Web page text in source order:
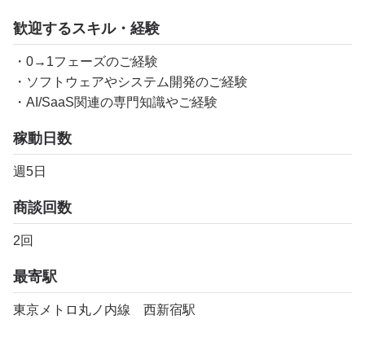
歓迎するスキル・経験
・0→1フェーズのご経験
・ソフトウェアやシステム開発のご経験
・AI/SaaS関連の専門知識やご経験
稼動日数
週5日
商談回数
2回
最寄駅
東京メトロ丸ノ内線 西新宿駅